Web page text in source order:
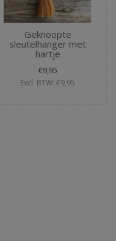
Geknoopte
sleutelhanger met
hartje
€9,95
Excl. BTW: €9,95